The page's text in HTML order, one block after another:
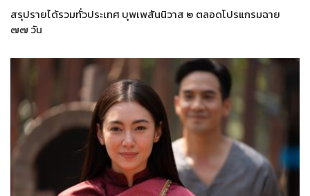
สรุปรายได้รวมทั่วประเทศ บุพเพสันนิวาส ๒ ตลอดโปรแกรมฉาย
๗๗ วัน